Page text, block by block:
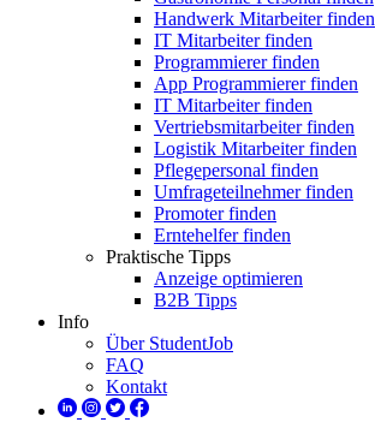
Handwerk Mitarbeiter finden
IT Mitarbeiter finden
Programmierer finden
App Programmierer finden
IT Mitarbeiter finden
Vertriebsmitarbeiter finden
Logistik Mitarbeiter finden
Pflegepersonal finden
Umfrageteilnehmer finden
Promoter finden
Erntehelfer finden
Praktische Tipps
Anzeige optimieren
B2B Tipps
Info
Über StudentJob
FAQ
Kontakt